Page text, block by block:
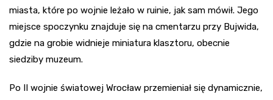
miasta, które po wojnie leżało w ruinie, jak sam mówił. Jego
miejsce spoczynku znajduje się na cmentarzu przy Bujwida,
gdzie na grobie widnieje miniatura klasztoru, obecnie
siedziby muzeum.
Po II wojnie światowej Wrocław przemieniał się dynamicznie,